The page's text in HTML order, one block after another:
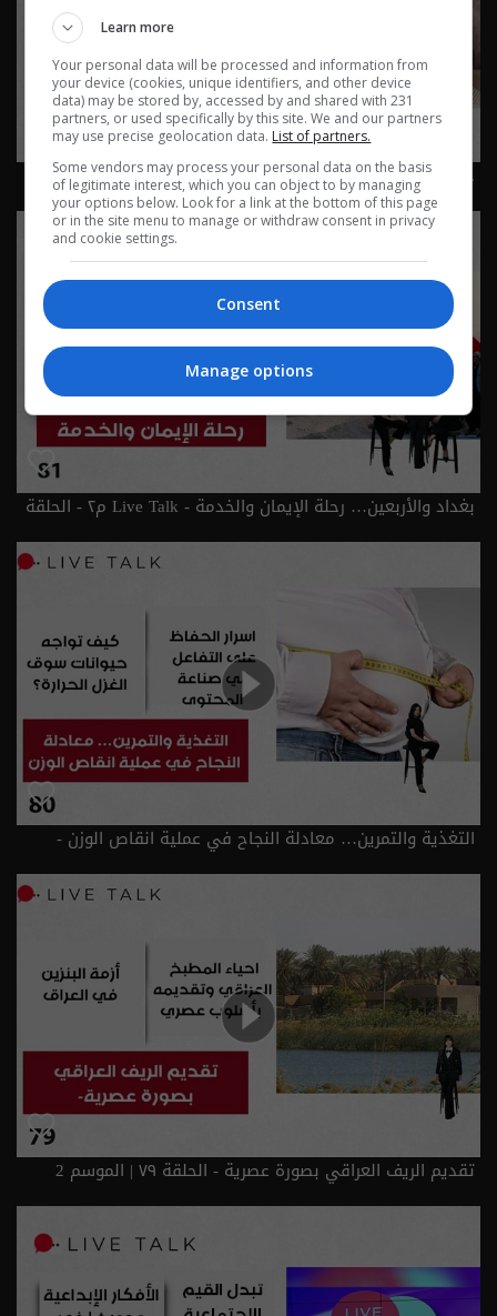
حقوق الحيوان… ثقافة إنسانية - Live Talk م٢ - الحلقة ٨٢ |
الموسم 2
بغداد والأربعين… رحلة الإيمان والخدمة - Live Talk م٢ - الحلقة
٨١ | الموسم 2
التغذية والتمرين… معادلة النجاح في عملية انقاص الوزن -
الحلقة ٨٠ | الموسم 2
تقديم الريف العراقي بصورة عصرية - الحلقة ٧٩ | الموسم 2
Learn more
Your personal data will be processed and information from
your device (cookies, unique identifiers, and other device
data) may be stored by, accessed by and shared with 231
partners, or used specifically by this site. We and our partners
may use precise geolocation data. List of partners.
Some vendors may process your personal data on the basis
of legitimate interest, which you can object to by managing
your options below. Look for a link at the bottom of this page
or in the site menu to manage or withdraw consent in privacy
and cookie settings.
Consent
Manage options